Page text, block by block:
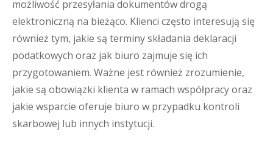
możliwość przesyłania dokumentów drogą
elektroniczną na bieżąco. Klienci często interesują się
również tym, jakie są terminy składania deklaracji
podatkowych oraz jak biuro zajmuje się ich
przygotowaniem. Ważne jest również zrozumienie,
jakie są obowiązki klienta w ramach współpracy oraz
jakie wsparcie oferuje biuro w przypadku kontroli
skarbowej lub innych instytucji.